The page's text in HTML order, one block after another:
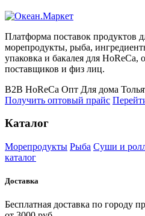
Платформа поставок продуктов
морепродукты, рыба,
упаковка и бакалея для HoReCa,
поставщиков и физ лиц.
B2B HoReCa Опт Для дома
Получить оптовый прайс
Каталог
Морепродукты Рыба Суши и
каталог
Доставка
Бесплатная доставка по городу